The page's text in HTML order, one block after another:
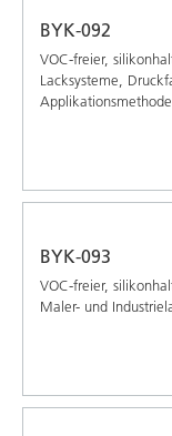
BYK-092
VOC-freier,
Lacksysteme,
BYK-093
VOC-freier,
Maler- und